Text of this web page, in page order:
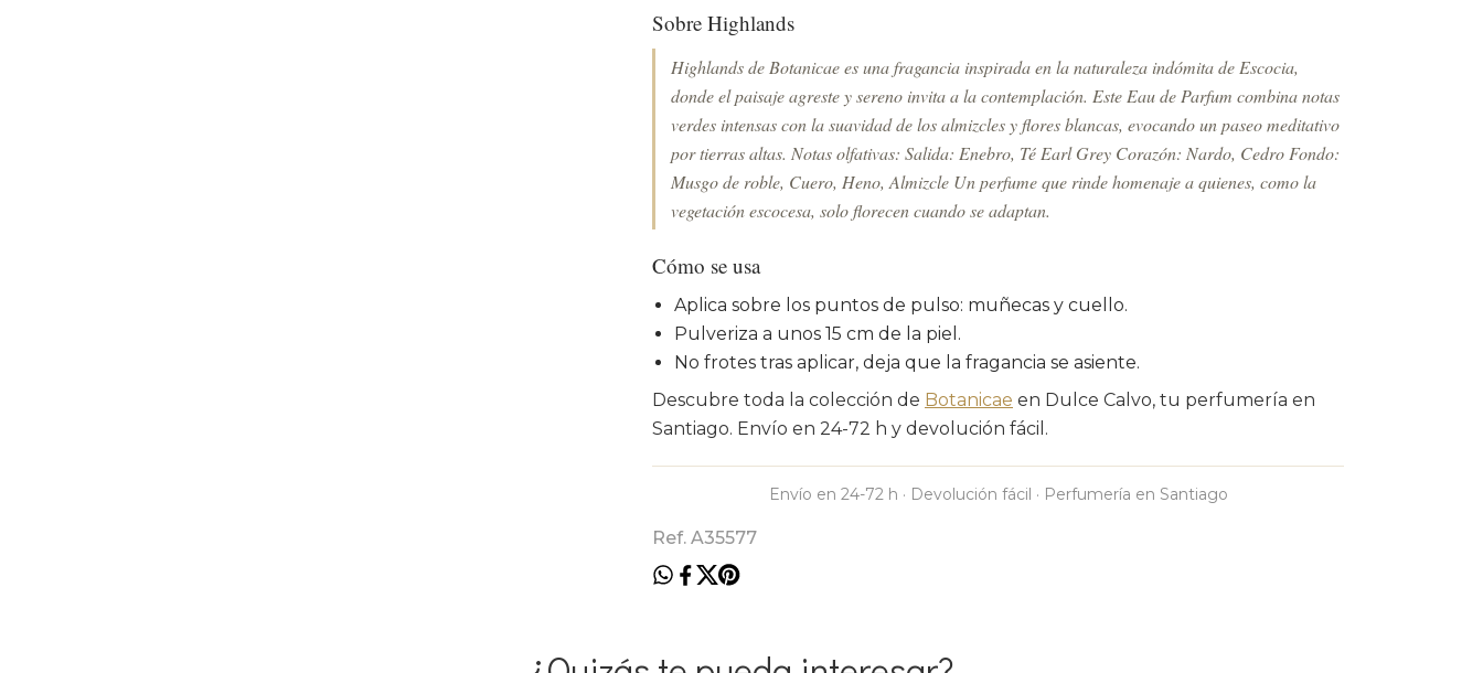
Sobre Highlands
Highlands de Botanicae es una fragancia inspirada en la naturaleza indómita de Escocia,
donde el paisaje agreste y sereno invita a la contemplación. Este Eau de Parfum combina notas
verdes intensas con la suavidad de los almizcles y flores blancas, evocando un paseo meditativo
por tierras altas. Notas olfativas: Salida: Enebro, Té Earl Grey Corazón: Nardo, Cedro Fondo:
Musgo de roble, Cuero, Heno, Almizcle Un perfume que rinde homenaje a quienes, como la
vegetación escocesa, solo florecen cuando se adaptan.
Cómo se usa
Aplica sobre los puntos de pulso: muñecas y cuello.
Pulveriza a unos 15 cm de la piel.
No frotes tras aplicar, deja que la fragancia se asiente.
Descubre toda la colección de Botanicae en Dulce Calvo, tu perfumería en
Santiago. Envío en 24-72 h y devolución fácil.
Envío en 24-72 h · Devolución fácil · Perfumería en Santiago
Ref. A35577